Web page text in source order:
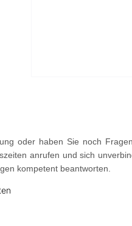
oder haben Sie noch
anrufen und sich
kompetent beantworten.